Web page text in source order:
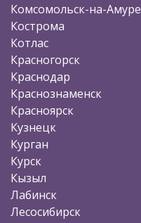
Комсомольск-на-Амуре
Кострома
Котлас
Красногорск
Краснодар
Краснознаменск
Красноярск
Кузнецк
Курган
Курск
Кызыл
Лабинск
Лесосибирск